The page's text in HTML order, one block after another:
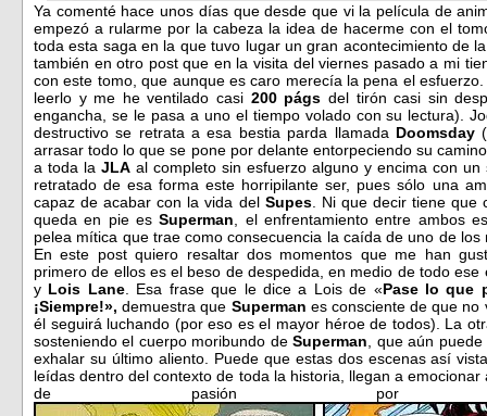
Ya comenté hace unos días que desde que vi la película de
empezó a rularme por la cabeza la idea de hacerme con el
toda esta saga en la que tuvo lugar un gran acontecimiento de
también en otro post que en la visita del viernes pasado a mi
con este tomo, que aunque es caro merecía la pena el
leerlo y me he ventilado casi 200 págs del tirón casi sin
engancha, se le pasa a uno el tiempo volado con su lectura).
destructivo se retrata a esa bestia parda llamada Doomsday
arrasar todo lo que se pone por delante entorpeciendo su
a toda la JLA al completo sin esfuerzo alguno y encima con
retratado de esa forma este horripilante ser, pues sólo una
capaz de acabar con la vida del Supes. Ni que decir tiene que
queda en pie esSuperman , el enfrentamiento entre ambos
pelea mítica que trae como consecuencia la caída de uno de
En este post quiero resaltar dos momentos que me han
primero de ellos es el beso de despedida, en medio de todo
y Lois Lane. Esa frase que le dice a Lois de «Pase lo que
¡Siempre!»,demuestra que Superman es consciente de que
él seguirá luchando (por eso es el mayor héroe de todos). La
sosteniendo el cuerpo moribundo deSuperman , que aún
exhalar su último aliento. Puede que estas dos escenas así
leídas dentro del contexto de toda la historia, llegan a
de pasión por